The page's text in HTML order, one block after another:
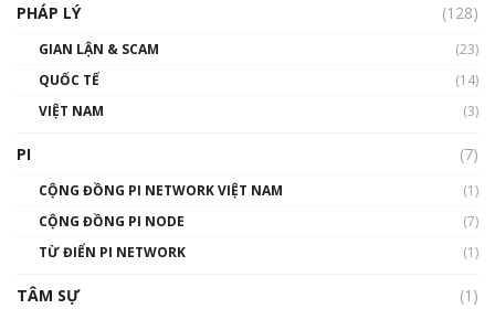
gió ấm
Talkshow 14: MemeCoin – Trò đùa tỷ đô
01:29:26
PHÁP LÝ
(128)
GIAN LẬN & SCAM
(23)
QUỐC TẾ
(14)
VIỆT NAM
(3)
PI (7)
CỘNG ĐỒNG PI NETWORK VIỆT NAM
(1)
CỘNG ĐỒNG PI NODE
(7)
TỪ ĐIỂN PI NETWORK
(1)
TÂM SỰ
(1)